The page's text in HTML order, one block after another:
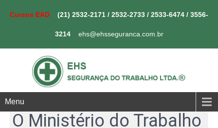
Cursos EAD (21) 2532-2171 / 2532-2733 / 2533-6474 / 3556-
3214 ehs@ehsseguranca.com.br
Menu
O Ministério do Trabalho